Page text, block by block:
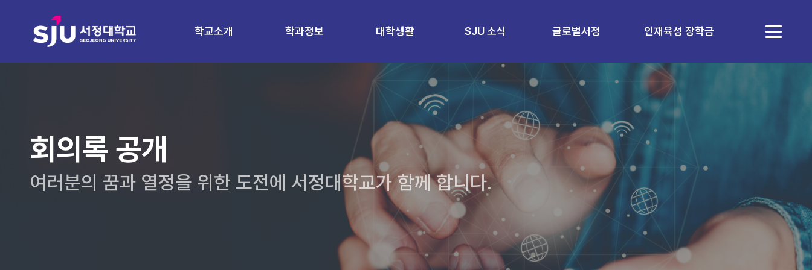
학교소개 학과정보 대학생활 SJU 소식 글로벌서정 인재육성 장학금
회의록 공개
여러분의 꿈과 열정을 위한 도전에 서정대학교가 함께 합니다.